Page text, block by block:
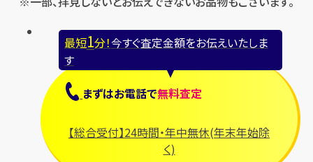
財布
財布
店舗買取
最短1分！今すぐ査定金額をお伝えいたしま
す
まずはお電話で無料査定
【総合受付】24時間・年中無休(年末年始除
く)